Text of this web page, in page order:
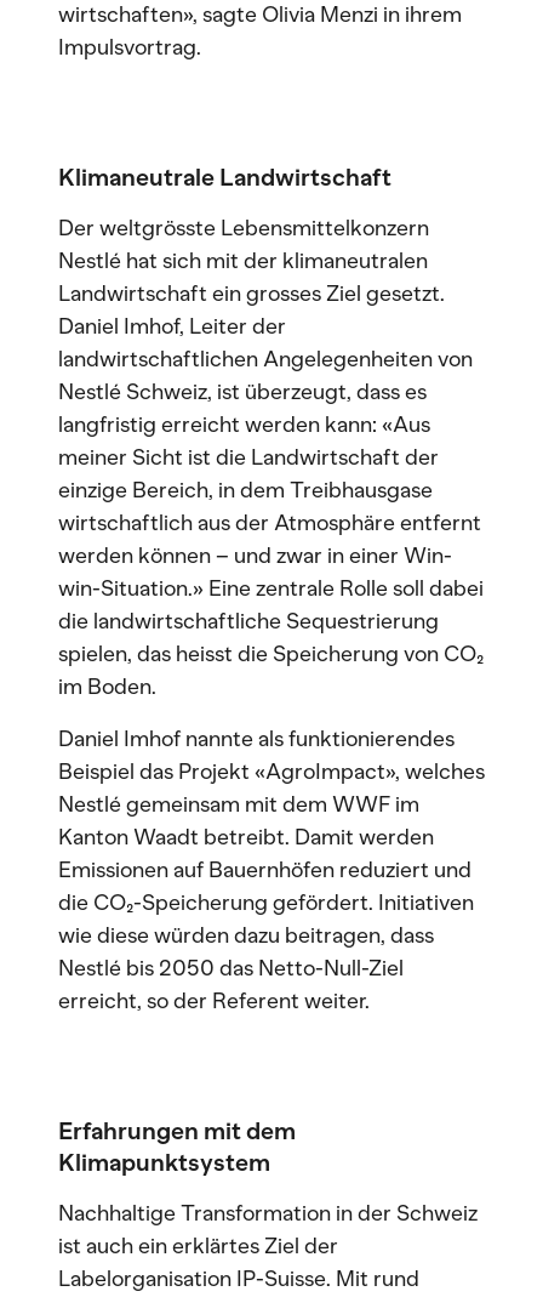
wirtschaften», sagte Olivia Menzi in ihrem
Impulsvortrag.
Klimaneutrale Landwirtschaft
Der weltgrösste Lebensmittelkonzern
Nestlé hat sich mit der klimaneutralen
Landwirtschaft ein grosses Ziel gesetzt.
Daniel Imhof, Leiter der
landwirtschaftlichen Angelegenheiten von
Nestlé Schweiz, ist überzeugt, dass es
langfristig erreicht werden kann: «Aus
meiner Sicht ist die Landwirtschaft der
einzige Bereich, in dem Treibhausgase
wirtschaftlich aus der Atmosphäre entfernt
werden können – und zwar in einer Win-
win-Situation.» Eine zentrale Rolle soll dabei
die landwirtschaftliche Sequestrierung
spielen, das heisst die Speicherung von CO₂
im Boden.
Daniel Imhof nannte als funktionierendes
Beispiel das Projekt «AgroImpact», welches
Nestlé gemeinsam mit dem WWF im
Kanton Waadt betreibt. Damit werden
Emissionen auf Bauernhöfen reduziert und
die CO₂-Speicherung gefördert. Initiativen
wie diese würden dazu beitragen, dass
Nestlé bis 2050 das Netto-Null-Ziel
erreicht, so der Referent weiter.
Erfahrungen mit dem
Klimapunktsystem
Nachhaltige Transformation in der Schweiz
ist auch ein erklärtes Ziel der
Labelorganisation IP-Suisse. Mit rund